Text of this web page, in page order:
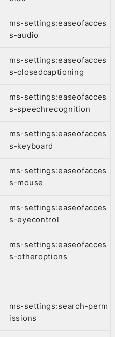
ms-settings:easeofacces
s-audio
ms-settings:easeofacces
s-closedcaptioning
ms-settings:easeofacces
s-speechrecognition
ms-settings:easeofacces
s-keyboard
ms-settings:easeofacces
s-mouse
ms-settings:easeofacces
s-eyecontrol
ms-settings:easeofacces
s-otheroptions
ms-settings:search-perm
issions